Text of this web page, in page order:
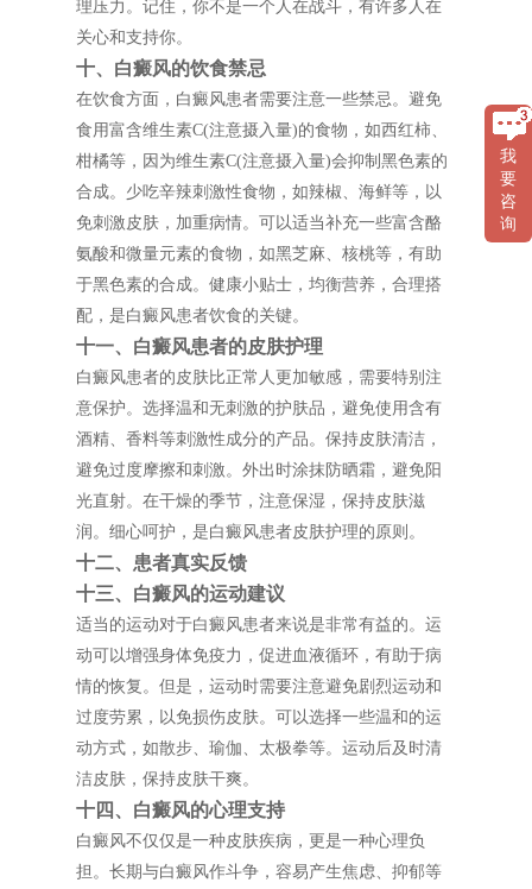
理压力。记住，你不是一个人在战斗，有许多人在
关心和支持你。
十、白癜风的饮食禁忌
在饮食方面，白癜风患者需要注意一些禁忌。避免
食用富含维生素C(注意摄入量)的食物，如西红柿、
柑橘等，因为维生素C(注意摄入量)会抑制黑色素的
合成。少吃辛辣刺激性食物，如辣椒、海鲜等，以
免刺激皮肤，加重病情。可以适当补充一些富含酪
氨酸和微量元素的食物，如黑芝麻、核桃等，有助
于黑色素的合成。健康小贴士，均衡营养，合理搭
配，是白癜风患者饮食的关键。
十一、白癜风患者的皮肤护理
白癜风患者的皮肤比正常人更加敏感，需要特别注
意保护。选择温和无刺激的护肤品，避免使用含有
酒精、香料等刺激性成分的产品。保持皮肤清洁，
避免过度摩擦和刺激。外出时涂抹防晒霜，避免阳
光直射。在干燥的季节，注意保湿，保持皮肤滋
润。细心呵护，是白癜风患者皮肤护理的原则。
十二、患者真实反馈
十三、白癜风的运动建议
适当的运动对于白癜风患者来说是非常有益的。运
动可以增强身体免疫力，促进血液循环，有助于病
情的恢复。但是，运动时需要注意避免剧烈运动和
过度劳累，以免损伤皮肤。可以选择一些温和的运
动方式，如散步、瑜伽、太极拳等。运动后及时清
洁皮肤，保持皮肤干爽。
十四、白癜风的心理支持
白癜风不仅仅是一种皮肤疾病，更是一种心理负
担。长期与白癜风作斗争，容易产生焦虑、抑郁等
我
要
咨
询